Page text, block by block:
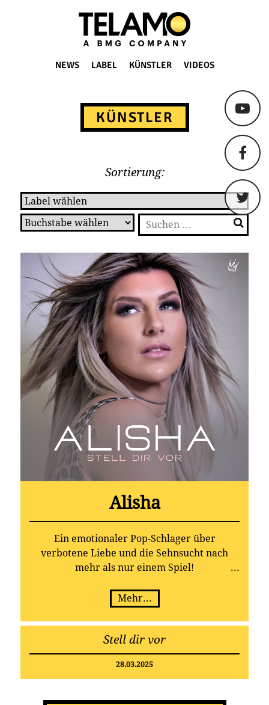
TELAMO
NEWS LABEL KÜNSTLER VIDEOS
KÜNSTLER
Sortierung:
Suchen
nach:
Alisha
Ein emotionaler Pop-Schlager über
verbotene Liebe und die Sehnsucht nach
mehr als nur einem Spiel!
Mehr...
Stell dir vor
28.03.2025